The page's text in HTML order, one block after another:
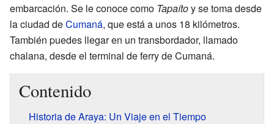
embarcación. Se le conoce como Tapaítoy se toma desde
la ciudad deCumaná, que está a unos 18 kilómetros.
También puedes llegar en un transbordador, llamado
chalana, desde el terminal de ferry de Cumaná.
Contenido
Historia de Araya: Un Viaje en el Tiempo